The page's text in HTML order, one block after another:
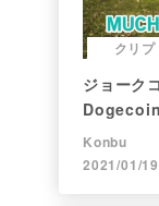
クリプ
ジョーク
Dogecoin
まで。注
Konbu
2021/01/19